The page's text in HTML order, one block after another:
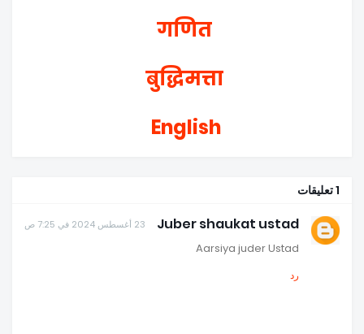
गणित
बुद्धिमत्ता
English
1 تعليقات
Juber shaukat ustad 23 أغسطس 2024 في 7:25 ص
Aarsiya juder Ustad
رد